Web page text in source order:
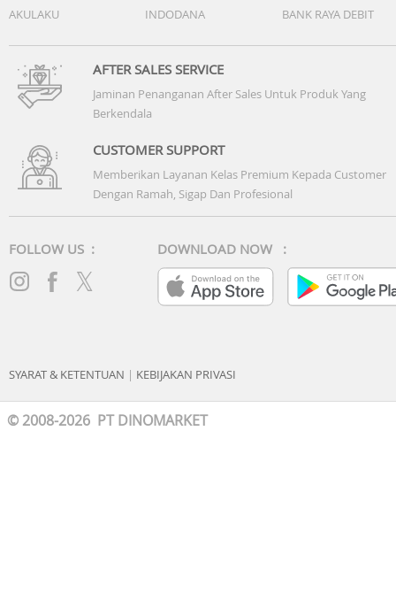
AKULAKU
INDODANA BANK RAYA DEBIT
AFTER SALES SERVICE
Jaminan Penanganan After Sales Untuk Produk Yang
Berkendala
CUSTOMER SUPPORT
Memberikan Layanan Kelas Premium Kepada Customer
Dengan Ramah, Sigap Dan Profesional
FOLLOW US : DOWNLOAD NOW :
SYARAT & KETENTUAN | KEBIJAKAN PRIVASI
© 2008-2026 PT DINOMARKET